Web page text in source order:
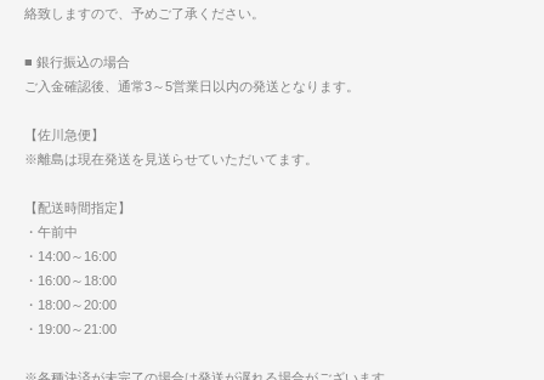
絡致しますので、予めご了承ください。
■ 銀行振込の場合
ご入金確認後、通常3～5営業日以内の発送となります。
【佐川急便】
※離島は現在発送を見送らせていただいてます。
【配送時間指定】
・午前中
・14:00～16:00
・16:00～18:00
・18:00～20:00
・19:00～21:00
※各種決済が未完了の場合は発送が遅れる場合がございます。